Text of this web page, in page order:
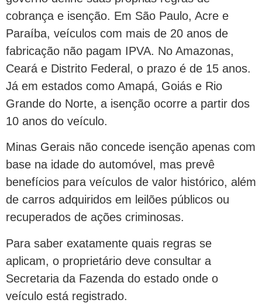
cobrança e isenção. Em São Paulo, Acre e
Paraíba, veículos com mais de 20 anos de
fabricação não pagam IPVA. No Amazonas,
Ceará e Distrito Federal, o prazo é de 15 anos.
Já em estados como Amapá, Goiás e Rio
Grande do Norte, a isenção ocorre a partir dos
10 anos do veículo.
Minas Gerais não concede isenção apenas com
base na idade do automóvel, mas prevê
benefícios para veículos de valor histórico, além
de carros adquiridos em leilões públicos ou
recuperados de ações criminosas.
Para saber exatamente quais regras se
aplicam, o proprietário deve consultar a
Secretaria da Fazenda do estado onde o
veículo está registrado.